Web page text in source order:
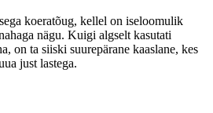
koeratõug, kellel on iseloomulik
nägu. Kuigi algselt kasutati
on ta siiski suurepärane kaaslane, kes
just lastega.